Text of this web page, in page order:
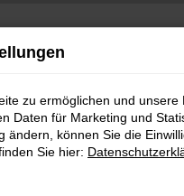
zu ermöglichen und unsere
Daten für Marketing und
können Sie die
Sie hier: